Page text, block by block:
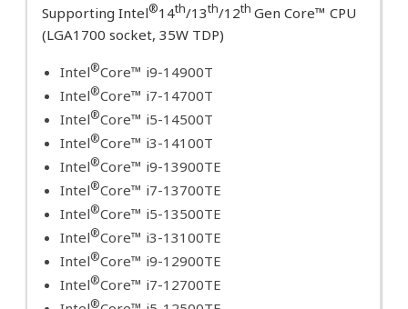
Supporting Intel®14th/13th/12th Gen Core™ CPU
(LGA1700 socket, 35W TDP)
Intel®Core™ i9-14900T
Intel®Core™ i7-14700T
Intel®Core™ i5-14500T
Intel®Core™ i3-14100T
Intel®Core™ i9-13900TE
Intel®Core™ i7-13700TE
Intel®Core™ i5-13500TE
Intel®Core™ i3-13100TE
Intel®Core™ i9-12900TE
Intel®Core™ i7-12700TE
®